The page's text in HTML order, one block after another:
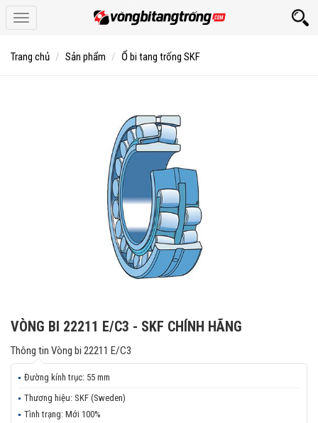
Toggle
navigation
Trang chủ
Sản phẩm Ổ bi tang trống SKF
VÒNG BI 22211 E/C3 - SKF CHÍNH HÃNG
Thông tin Vòng bi 22211 E/C3
Đường kính trục: 55 mm
Thương hiệu: SKF (Sweden)
Tình trạng: Mới 100%